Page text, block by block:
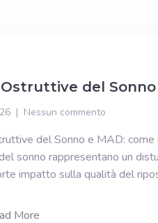
del Sonno
Nessun commento
del Sonno e MAD:
sonno rappresentano un
impatto sulla qualità del
More